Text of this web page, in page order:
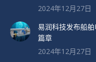
2024年12月27日
易润科技发布船
篇章
2024年12月27日